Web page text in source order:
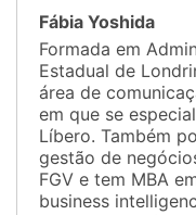
Fábia Yoshida
Formada em
Estadual de
área de
em que se
Líbero. Também
gestão de
FGV e tem MBA
business